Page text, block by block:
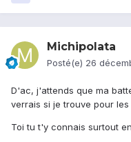
Michipolata
Posté(e) 26
D'ac, j'attends que ma
verrais si je trouve pour
Toi tu t'y connais surtout